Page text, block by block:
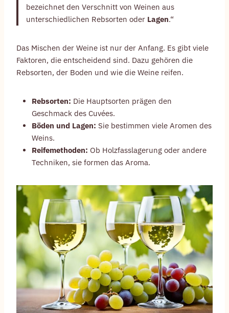
bezeichnet den Verschnitt von Weinen aus
unterschiedlichen Rebsorten oder Lagen.“
Das Mischen der Weine ist nur der Anfang. Es gibt viele
Faktoren, die entscheidend sind. Dazu gehören die
Rebsorten, der Boden und wie die Weine reifen.
Rebsorten: Die Hauptsorten prägen den
Geschmack des Cuvées.
Böden und Lagen: Sie bestimmen viele Aromen des
Weins.
Reifemethoden: Ob Holzfasslagerung oder andere
Techniken, sie formen das Aroma.